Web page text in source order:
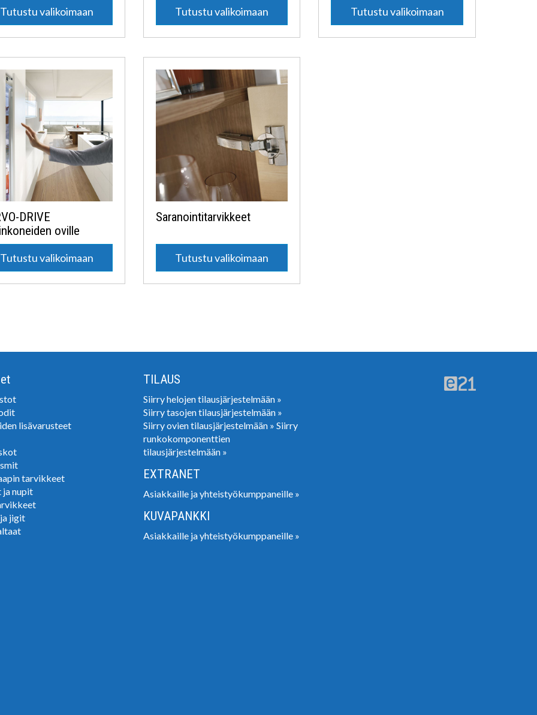
Tutustu valikoimaan Tutustu valikoimaan Tutustu valikoimaan
DRIVE
oville
Tutustu valikoimaan
Saranointitarvikkeet
Tutustu valikoimaan
lisävarusteet
tarvikkeet
nupit
jigit
TILAUS
Siirry helojen tilausjärjestelmään »
Siirry tasojen tilausjärjestelmään »
Siirry ovien tilausjärjestelmään » Siirry
runkokomponenttien
tilausjärjestelmään »
EXTRANET
Asiakkaille ja yhteistyökumppaneille »
KUVAPANKKI
Asiakkaille ja yhteistyökumppaneille »